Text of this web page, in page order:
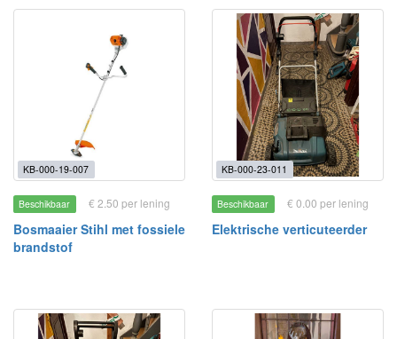
KB-000-19-007
Beschikbaar € 2.50 per lening
Bosmaaier Stihl met fossiele
brandstof
KB-000-23-011
Beschikbaar € 0.00 per lening
Elektrische verticuteerder